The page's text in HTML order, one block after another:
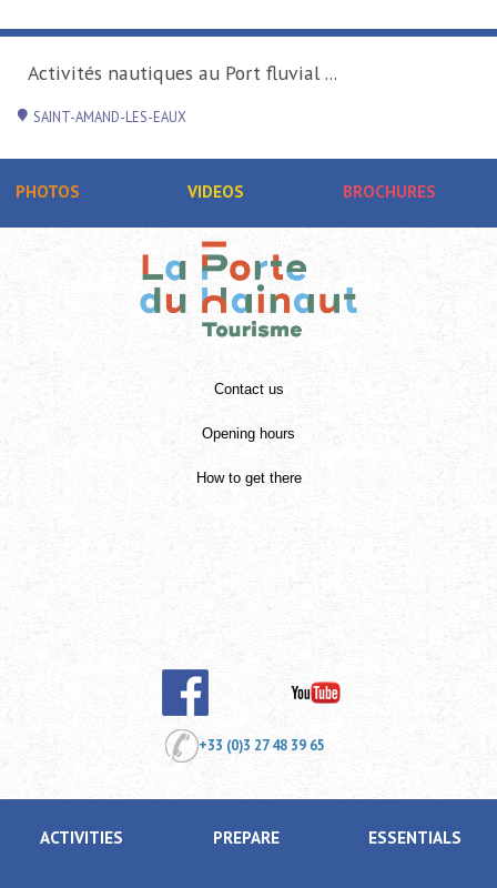
Activités nautiques au Port fluvial ...
SAINT-AMAND-LES-EAUX
PHOTOS VIDEOS BROCHURES
Contact us
Opening hours
How to get there
+33 (0)3 27 48 39 65
ACTIVITIES PREPARE ESSENTIALS